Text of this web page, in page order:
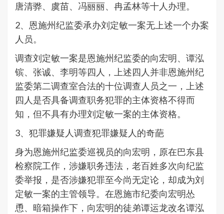
唐清骅、虞苗、冯丽丽、冉孟林等十人办理。
2、恩施州纪监委承办刘定敏一案无上述一个办案
人员。
调查刘定敏一案是恩施州纪监委的向宏明、谭泓
镔、张诚、李明等四人，上述四人并非恩施州纪
监委第二调查室合法的十位调查人员之一，上述
四人是否具备调查职务犯罪的主体资格不得而
知，但不具有办理刘定敏一案的主体资格。
3、犯罪嫌疑人调查犯罪嫌疑人的奇葩
身为恩施州纪监委巡视员的向宏明，原在巴东县
检察院工作，涉嫌职务违法，老百姓多次向纪监
委举报，是否涉嫌犯罪至今尚无定论，却成为刘
定敏一案的主管领导。在恩施市纪委向宏明怂
恿、暗箱操作下，向宏明的徒弟谭运龙改名谭泓